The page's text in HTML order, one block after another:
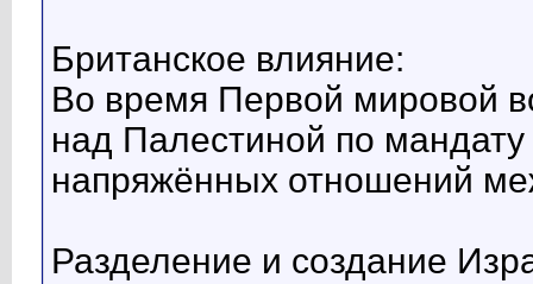
Британское влияние:
Во время Первой мировой
над Палестиной по
напряжённых отношений
Разделение и создание